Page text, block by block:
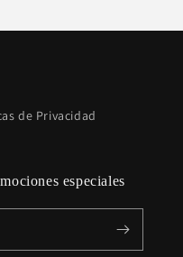
de Privacidad
especiales